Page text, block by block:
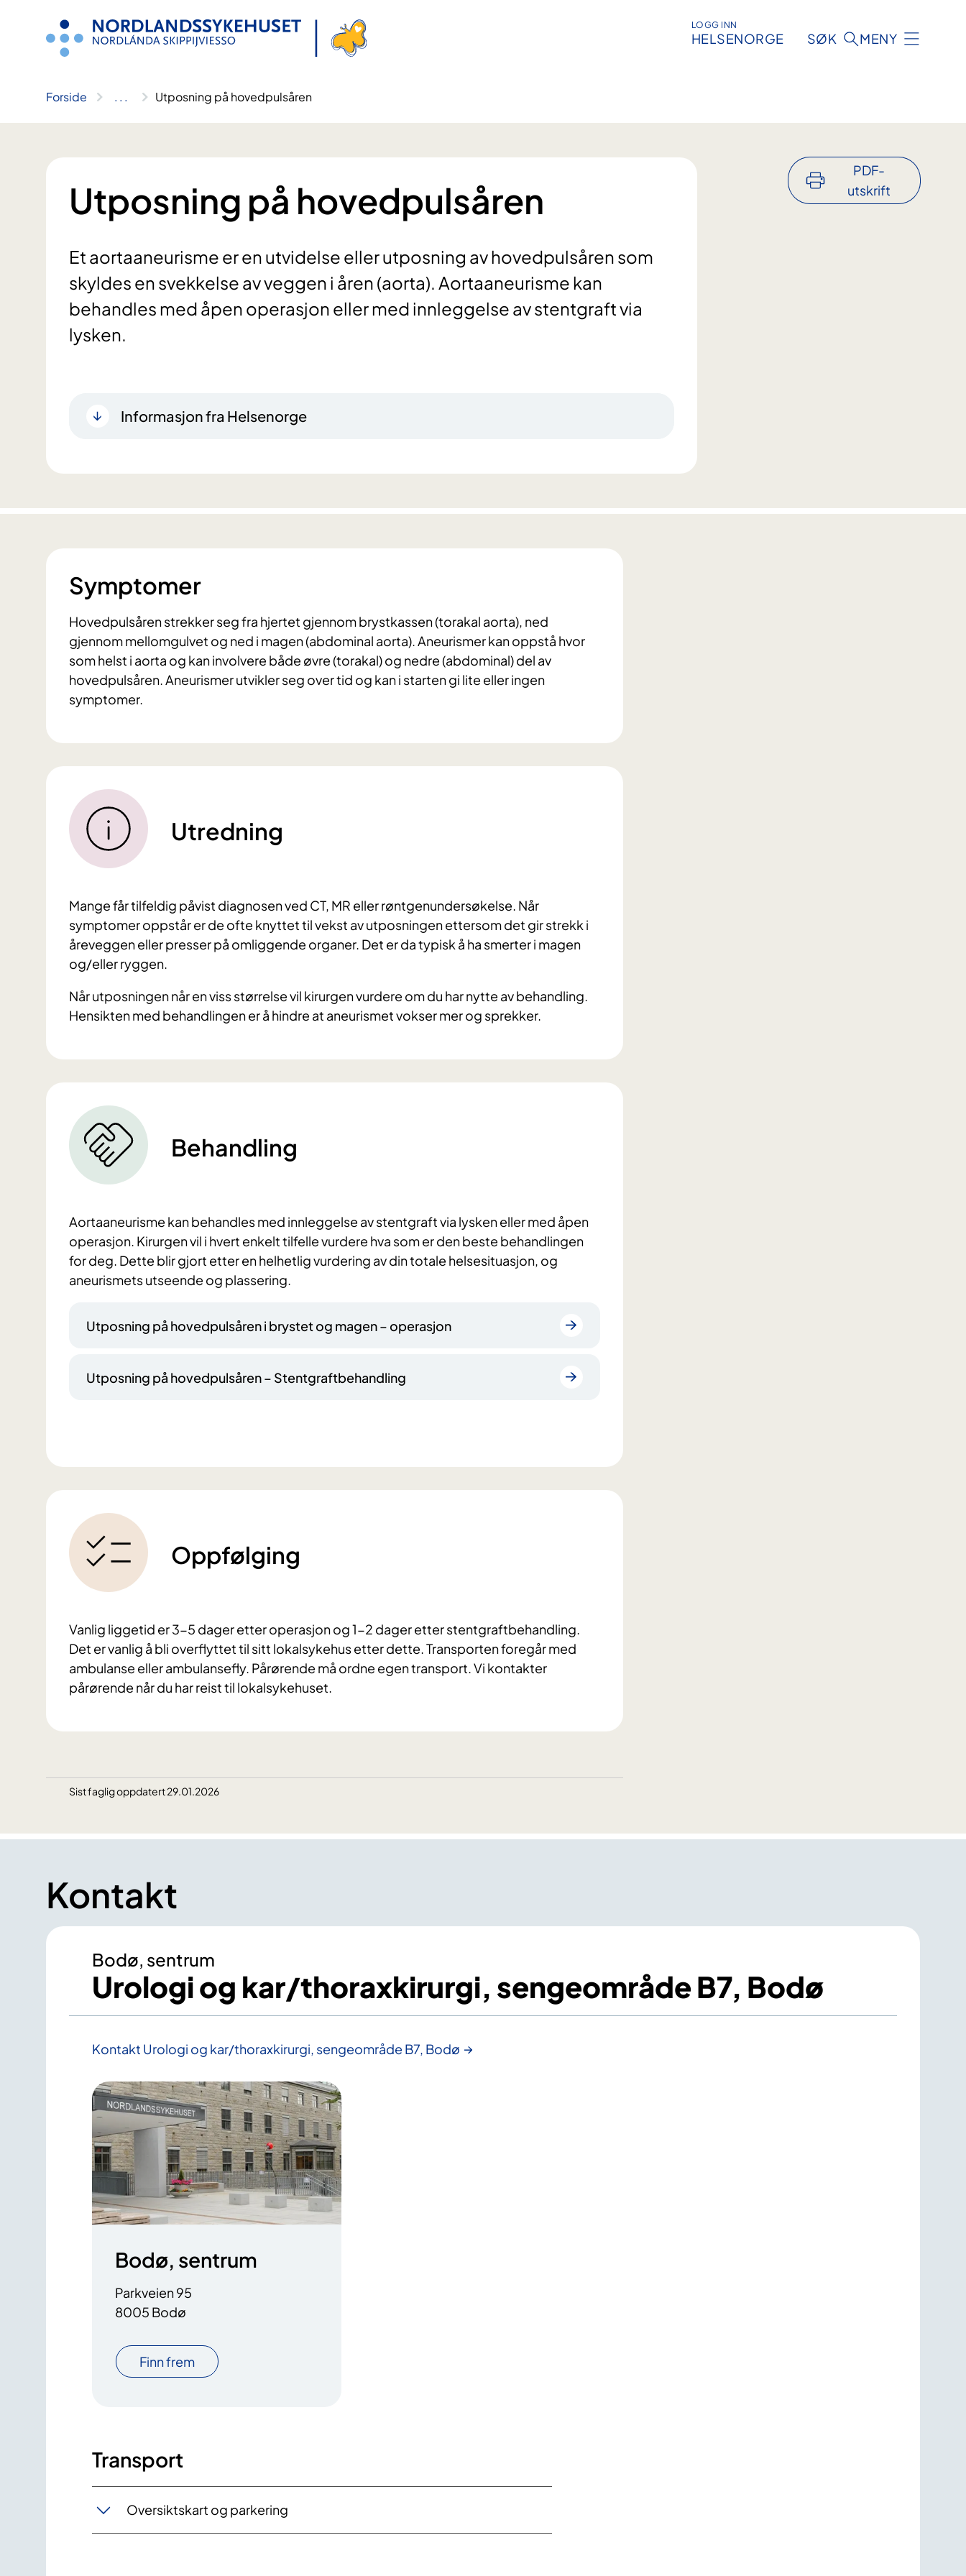
LOGG INN
HELSENORGE SØK MENY
Forside .. . Utposning på hovedpulsåren
Utposning på hovedpulsåren
Et aortaaneurisme er en utvidelse eller utposning av hovedpulsåren som
skyldes en svekkelse av veggen i åren (aorta). Aortaaneurisme kan
behandles med åpen operasjon eller med innleggelse av stentgraft via
lysken.
Informasjon fra Helsenorge
PDF-
utskrift
Symptomer
Hovedpulsåren strekker seg fra hjertet gjennom brystkassen (torakal aorta), ned
gjennom mellomgulvet og ned i magen (abdominal aorta). Aneurismer kan oppstå hvor
som helst i aorta og kan involvere både øvre (torakal) og nedre (abdominal) del av
hovedpulsåren. Aneurismer utvikler seg over tid og kan i starten gi lite eller ingen
symptomer.
Utredning
Mange får tilfeldig påvist diagnosen ved CT, MR eller røntgenundersøkelse. Når
symptomer oppstår er de ofte knyttet til vekst av utposningen ettersom det gir strekk i
åreveggen eller presser på omliggende organer. Det er da typisk å ha smerter i magen
og/eller ryggen.
Når utposningen når en viss størrelse vil kirurgen vurdere om du har nytte av behandling.
Hensikten med behandlingen er å hindre at aneurismet vokser mer og sprekker.
Behandling
Aortaaneurisme kan behandles med innleggelse av stentgraft via lysken eller med åpen
operasjon. Kirurgen vil i hvert enkelt tilfelle vurdere hva som er den beste behandlingen
for deg. Dette blir gjort etter en helhetlig vurdering av din totale helsesituasjon, og
aneurismets utseende og plassering.
Utposning på hovedpulsåren i brystet og magen – operasjon
Utposning på hovedpulsåren – Stentgraftbehandling
Oppfølging
Vanlig liggetid er 3-5 dager etter operasjon og 1-2 dager etter stentgraftbehandling.
Det er vanlig å bli overflyttet til sitt lokalsykehus etter dette. Transporten foregår med
ambulanse eller ambulansefly. Pårørende må ordne egen transport. Vi kontakter
pårørende når du har reist til lokalsykehuset.
Sist faglig oppdatert 29.01.2026
Kontakt
Bodø, sentrum
Urologi og kar/thoraxkirurgi, sengeområde B7, Bodø
Kontakt Urologi og kar/thoraxkirurgi, sengeområde B7, Bodø
Bodø, sentrum
Parkveien 95
8005 Bodø
Finn frem
Transport
Oversiktskart og parkering